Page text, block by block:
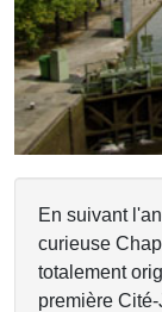
En suivant
curieuse
totalement
première